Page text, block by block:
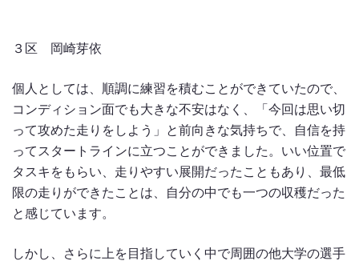
３区 岡崎芽依
個人としては、順調に練習を積むことができていたので、
コンディション面でも大きな不安はなく、「今回は思い切
って攻めた走りをしよう」と前向きな気持ちで、自信を持
ってスタートラインに立つことができました。いい位置で
タスキをもらい、走りやすい展開だったこともあり、最低
限の走りができたことは、自分の中でも一つの収穫だった
と感じています。
しかし、さらに上を目指していく中で周囲の他大学の選手